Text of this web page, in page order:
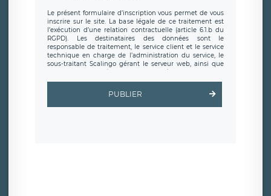
Le présent formulaire d’inscription vous permet de vous
inscrire sur le site. La base légale de ce traitement est
l’exécution d’une relation contractuelle (article 6.1.b du
RGPD). Les destinataires des données sont le
responsable de traitement, le service client et le service
technique en charge de l’administration du service, le
sous-traitant Scalingo gérant le serveur web, ainsi que
toute personne légalement autorisée. Le formulaire
d’inscription est hébergé sur un serveur hébergé par
clauses de
protection conformes au RGPD
. Les données collectées
sont conservées jusqu’à ce que l’Internaute en sollicite la
PUBLIER